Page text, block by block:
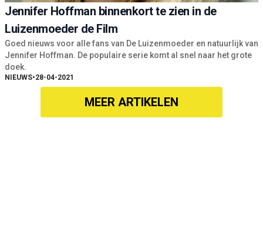
Jennifer Hoffman binnenkort te zien in de
Luizenmoeder de Film
Goed nieuws voor alle fans van De Luizenmoeder en natuurlijk van
Jennifer Hoffman. De populaire serie komt al snel naar het grote
doek.
NIEUWS•28-04-2021
MEER ARTIKELEN